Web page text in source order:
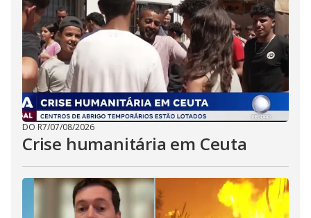
DO R7/07/08/2026
Crise humanitária em Ceuta